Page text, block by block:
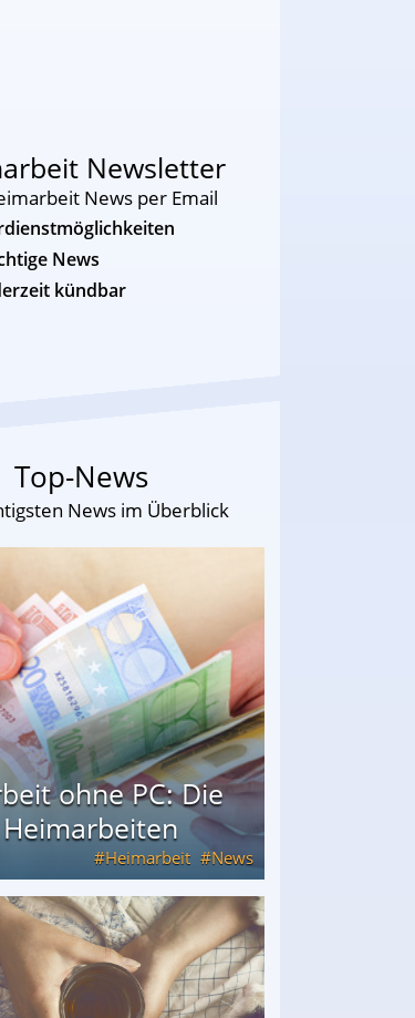
Newsletter
News per Email
News
kündbar
Top-News
News im Überblick
ohne PC: Die
Heimarbeit News